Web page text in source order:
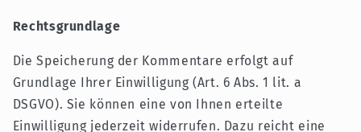
Rechtsgrundlage
Die Speicherung der Kommentare erfolgt auf
Grundlage Ihrer Einwilligung (Art. 6 Abs. 1 lit. a
DSGVO). Sie können eine von Ihnen erteilte
Einwilligung jederzeit widerrufen. Dazu reicht eine